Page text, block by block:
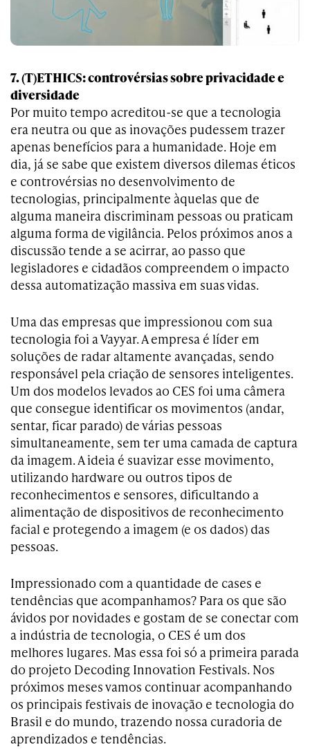
7. (T)ETHICS: controvérsias sobre privacidade e
diversidade
Por muito tempo acreditou-se que a tecnologia
era neutra ou que as inovações pudessem trazer
apenas benefícios para a humanidade. Hoje em
dia, já se sabe que existem diversos dilemas éticos
e controvérsias no desenvolvimento de
tecnologias, principalmente àquelas que de
alguma maneira discriminam pessoas ou praticam
alguma forma de vigilância. Pelos próximos anos a
discussão tende a se acirrar, ao passo que
legisladores e cidadãos compreendem o impacto
dessa automatização massiva em suas vidas.
Uma das empresas que impressionou com sua
tecnologia foi a Vayyar. A empresa é líder em
soluções de radar altamente avançadas, sendo
responsável pela criação de sensores inteligentes.
Um dos modelos levados ao CES foi uma câmera
que consegue identificar os movimentos (andar,
sentar, ficar parado) de várias pessoas
simultaneamente, sem ter uma camada de captura
da imagem. A ideia é suavizar esse movimento,
utilizando hardware ou outros tipos de
reconhecimentos e sensores, dificultando a
alimentação de dispositivos de reconhecimento
facial e protegendo a imagem (e os dados) das
pessoas.
Impressionado com a quantidade de cases e
tendências que acompanhamos? Para os que são
ávidos por novidades e gostam de se conectar com
a indústria de tecnologia, o CES é um dos
melhores lugares. Mas essa foi só a primeira parada
do projeto Decoding Innovation Festivals. Nos
próximos meses vamos continuar acompanhando
os principais festivais de inovação e tecnologia do
Brasil e do mundo, trazendo nossa curadoria de
aprendizados e tendências.